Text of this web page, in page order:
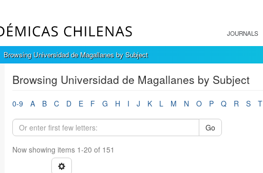
JOURNALS
Browsing Universidad de Magallanes by Subject
Browsing Universidad de Magallanes by Subject
0-9 A B C D E F G H I J K L M N O P Q R S T
Go
Now showing items 1-20 of 151